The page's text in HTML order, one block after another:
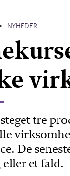
• NYHEDER
tre
De
et fald.